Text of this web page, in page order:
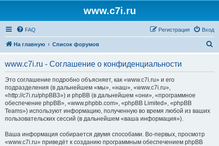
www.c7i.ru
FAQ Вход
Регистрация
На главную Список форумов
www.c7i.ru - Соглашение о конфиденциальности
Это соглашение подробно объясняет, как «www.c7i.ru» и его
подразделения (в дальнейшем «мы», «наш», «www.c7i.ru»,
«http://c7i.ru/phpBB3») и phpBB (в дальнейшем «они», «программное
обеспечение phpBB», «www.phpbb.com», «phpBB Limited», «phpBB
Teams») используют информацию, полученную во время любой из ваших
пользовательских сессий (в дальнейшем «ваша информация»).
Ваша информация собирается двумя способами. Во-первых, просмотр
«www.c7i.ru» приведёт к созданию программным обеспечением phpBB